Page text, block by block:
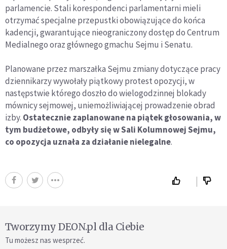
parlamencie. Stali korespondenci parlamentarni mieli
otrzymać specjalne przepustki obowiązujące do końca
kadencji, gwarantujące nieograniczony dostęp do Centrum
Medialnego oraz głównego gmachu Sejmu i Senatu.
Planowane przez marszałka Sejmu zmiany dotyczące pracy
dziennikarzy wywołały piątkowy protest opozycji, w
następstwie którego doszło do wielogodzinnej blokady
mównicy sejmowej, uniemożliwiającej prowadzenie obrad
izby. Ostatecznie zaplanowane na piątek głosowania, w
tym budżetowe, odbyły się w Sali Kolumnowej Sejmu,
co opozycja uznała za działanie nielegalne.
Tworzymy DEON.pl dla Ciebie
Tu możesz nas wesprzeć.